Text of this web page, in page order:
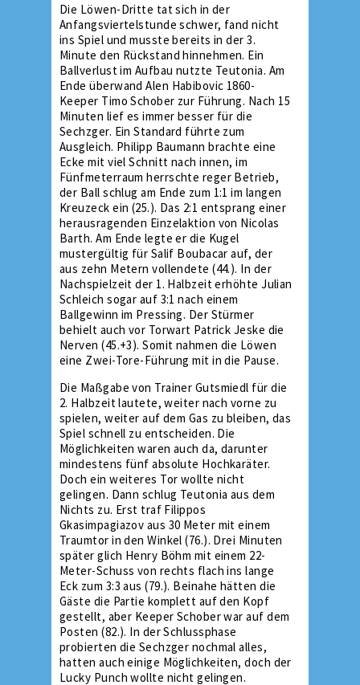
Die Löwen-Dritte tat sich in der
Anfangsviertelstunde schwer, fand nicht
ins Spiel und musste bereits in der 3.
Minute den Rückstand hinnehmen. Ein
Ballverlust im Aufbau nutzte Teutonia. Am
Ende überwand Alen Habibovic 1860-
Keeper Timo Schober zur Führung. Nach 15
Minuten lief es immer besser für die
Sechzger. Ein Standard führte zum
Ausgleich. Philipp Baumann brachte eine
Ecke mit viel Schnitt nach innen, im
Fünfmeterraum herrschte reger Betrieb,
der Ball schlug am Ende zum 1:1 im langen
Kreuzeck ein (25.). Das 2:1 entsprang einer
herausragenden Einzelaktion von Nicolas
Barth. Am Ende legte er die Kugel
mustergültig für Salif Boubacar auf, der
aus zehn Metern vollendete (44.). In der
Nachspielzeit der 1. Halbzeit erhöhte Julian
Schleich sogar auf 3:1 nach einem
Ballgewinn im Pressing. Der Stürmer
behielt auch vor Torwart Patrick Jeske die
Nerven (45.+3). Somit nahmen die Löwen
eine Zwei-Tore-Führung mit in die Pause.
Die Maßgabe von Trainer Gutsmiedl für die
2. Halbzeit lautete, weiter nach vorne zu
spielen, weiter auf dem Gas zu bleiben, das
Spiel schnell zu entscheiden. Die
Möglichkeiten waren auch da, darunter
mindestens fünf absolute Hochkaräter.
Doch ein weiteres Tor wollte nicht
gelingen. Dann schlug Teutonia aus dem
Nichts zu. Erst traf Filippos
Gkasimpagiazov aus 30 Meter mit einem
Traumtor in den Winkel (76.). Drei Minuten
später glich Henry Böhm mit einem 22-
Meter-Schuss von rechts flach ins lange
Eck zum 3:3 aus (79.). Beinahe hätten die
Gäste die Partie komplett auf den Kopf
gestellt, aber Keeper Schober war auf dem
Posten (82.). In der Schlussphase
probierten die Sechzger nochmal alles,
hatten auch einige Möglichkeiten, doch der
Lucky Punch wollte nicht gelingen.